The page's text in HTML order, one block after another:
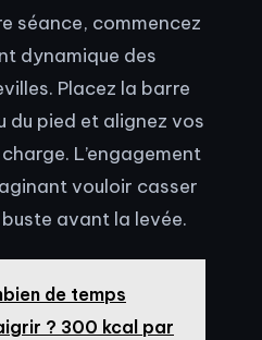
séance, commencez
dynamique des
Placez la barre
du pied et alignez vos
L’engagement
vouloir casser
avant la levée.
de temps
? 300 kcal par